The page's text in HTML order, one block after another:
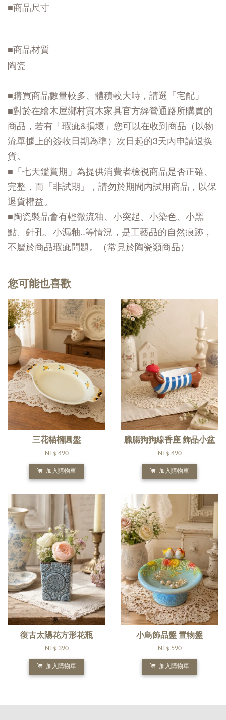
■商品尺寸
■商品材質
陶瓷
■購買商品數量較多、體積較大時，請選「宅配」
■對於在繪木屋鄉村實木家具官方經營通路所購買的
商品，若有「瑕疵&損壞」您可以在收到商品（以物
流單據上的簽收日期為準）次日起的3天內申請退换
貨。
■「七天鑑賞期」為提供消費者檢視商品是否正確、
完整，而「非試期」，請勿於期間内試用商品，以保
退貨權益。
■陶瓷製品會有輕微流釉、小突起、小染色、小黑
點、針孔、小漏釉..等情況，是工藝品的自然痕跡，
不屬於商品瑕疵問題。（常見於陶瓷類商品）
您可能也喜歡
三花貓橢圓盤
NT$ 490
加入購物車
臘腸狗狗線香座 飾品小盆
NT$ 490
加入購物車
復古太陽花方形花瓶
NT$ 390
加入購物車
小鳥飾品盤 置物盤
NT$ 590
加入購物車